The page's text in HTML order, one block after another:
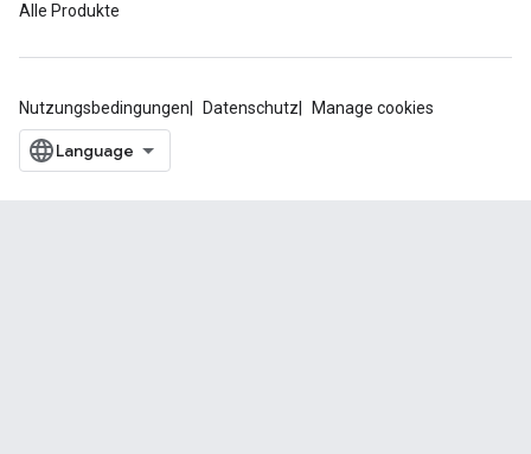
Alle Produkte
Nutzungsbedingungen Datenschutz Manage cookies